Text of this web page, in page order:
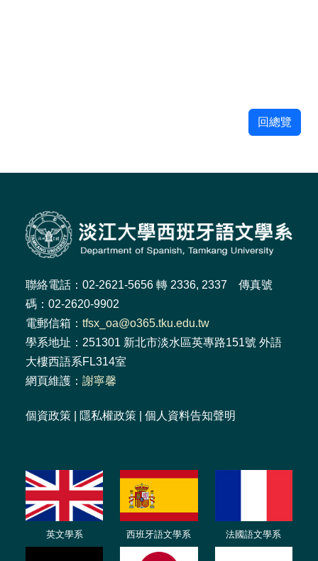
回總覽
聯絡電話：02-2621-5656 轉 2336, 2337 傳真號
碼：02-2620-9902
電郵信箱： tfsx_oa@o365.tku.edu.tw
學系地址：251301 新北市淡水區英專路151號 外語
大樓西語系FL314室
網頁維護： 謝寧馨
個資政策 隱私權政策 個人資料告知聲明
英文學系 西班牙語文學系 法國語文學系